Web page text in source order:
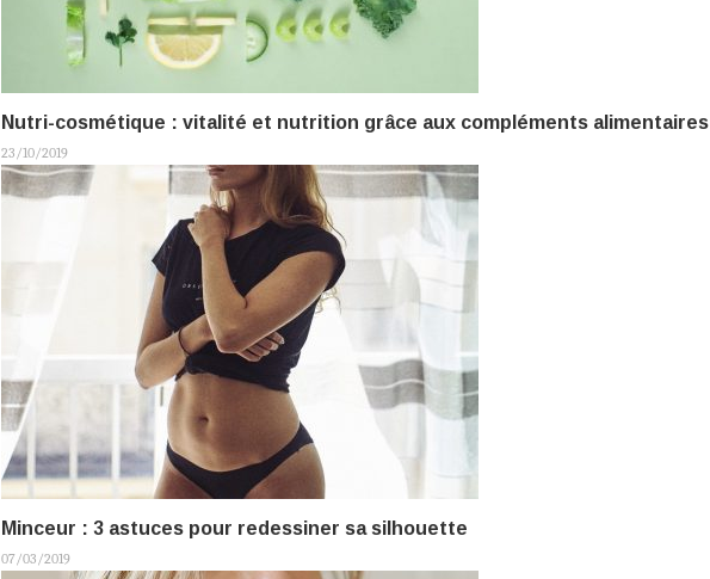
Nutri-cosmétique : vitalité et nutrition grâce aux compléments alimentaires
23/10/2019
Minceur : 3 astuces pour redessiner sa silhouette
07/03/2019